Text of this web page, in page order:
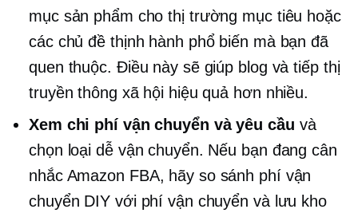
mục sản phẩm cho thị trường mục tiêu hoặc
các chủ đề thịnh hành phổ biến mà bạn đã
quen thuộc. Điều này sẽ giúp blog và tiếp thị
truyền thông xã hội hiệu quả hơn nhiều.
Xem chi phí vận chuyển và yêu cầu và
chọn loại dễ vận chuyển. Nếu bạn đang cân
nhắc Amazon FBA, hãy so sánh phí vận
chuyển DIY với phí vận chuyển và lưu kho